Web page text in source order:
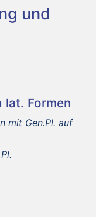
und
lat. Formen
mit Gen.Pl. auf